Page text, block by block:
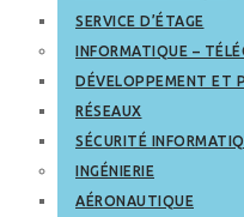
SERVICE D’ÉTAGE
INFORMATIQUE –
DÉVELOPPEMENT ET
RÉSEAUX
SÉCURITÉ
INGÉNIERIE
AÉRONAUTIQUE